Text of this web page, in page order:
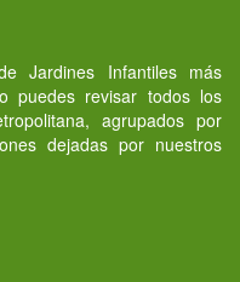
Jardines Infantiles más
puedes revisar todos los
agrupados por
dejadas por nuestros